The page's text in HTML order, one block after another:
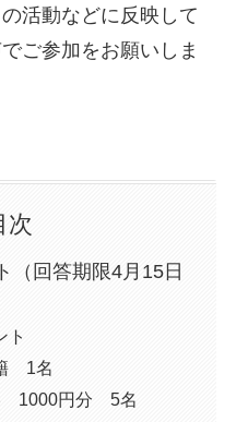
活動などに反映して
ご参加をお願いしま
次
（回答期限4月15日
ト
1名
1000円分 5名